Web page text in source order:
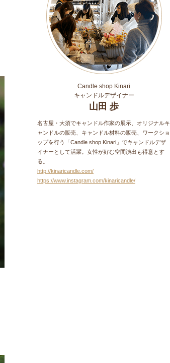
Candle shop Kinari
キャンドルデザイナー
山田 歩
名古屋・大須でキャンドル作家の展示、オリジナルキ
ャンドルの販売、キャンドル材料の販売、ワークショ
ップを行う「Candle shop Kinari」でキャンドルデザ
イナーとして活躍。女性が好む空間演出も得意とす
る。
http://kinaricandle.com/
https://www.instagram.com/kinaricandle/